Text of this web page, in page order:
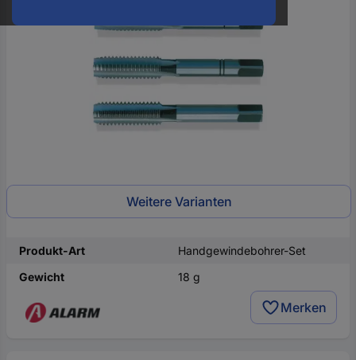
Weitere Varianten
Produkt-Art
Handgewindebohrer-Set
Gewicht
18 g
Merken